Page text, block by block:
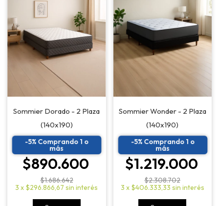
Sommier Dorado - 2 Plaza
(140x190)
-5% Comprando 1 o
más
$890.600
$1.686.642
3 x $296.866,67 sin interés
Sommier Wonder - 2 Plaza
(140x190)
-5% Comprando 1 o
más
$1.219.000
$2.308.702
3 x $406.333,33 sin interés